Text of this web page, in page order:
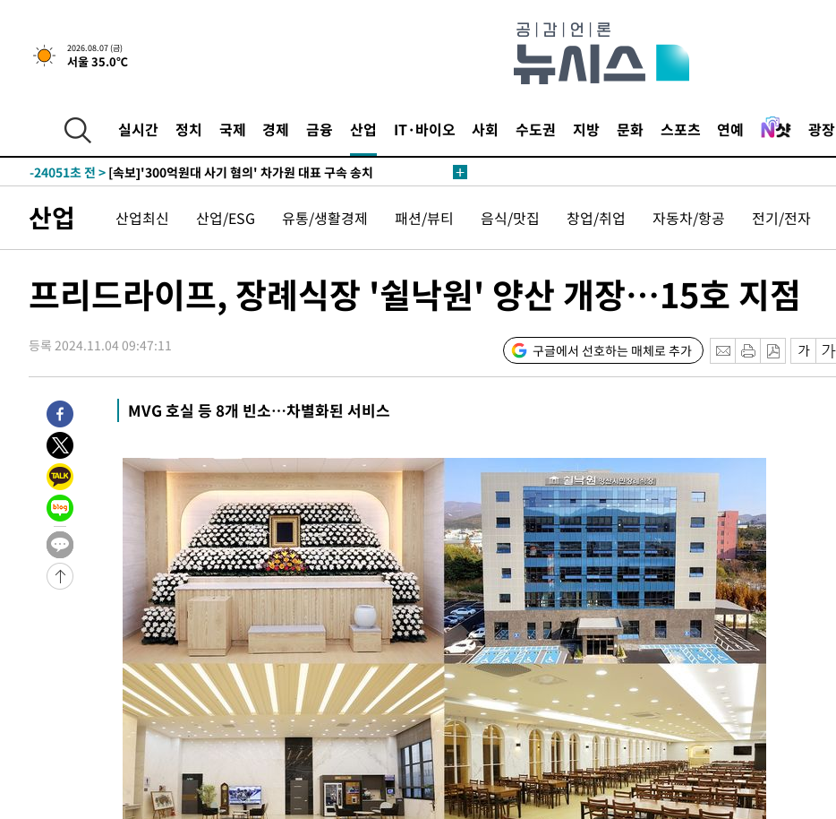
2026.08.07 (금)
서울 35.0℃
실시간 정치 국제 경제 금융 산업 IT·바이오 사회 수도권 지방 문화 스포츠 연예 광장
-31175초 전 >[속보] 7월 중국 수출 23.9%↑ 수입 27.5%↑…무역총액
25.3%↑
-24801초 전 >
민주 콩고 에볼라환자 4천명 돌파, 4053명 발생 1850명 사망
-24051초 전 >[속보]'300억원대 사기 혐의' 차가원 대표 구속 송치
-23245초 전 > "미 전국적 살모네라 식중독 원인은 멕시코산 할라피뇨"-- CDC
-21758초 전 >
-21639초 전 >
[속보]합수본, '투표율 허위 입력' 중앙·서울·경기도 선관위 등 9곳
압수수색
-21394초 전 >[속보]원·달러 환율, 오전 9시 1423.8원
-21190초 전 >
[속보]삼성전자·SK하이닉스 동반 강보합…1%대 상승 출발
-21176초 전 >[속보]코스닥, 5.95포인트(0.74%) 상승한 807.62개장
-18309초 전 >시리아 다마스쿠스 교외에서 미니버스 폭발.. 14명 부상, 3명은 중
태
-17607초 전 >입추에도 극한더위…서울 낮 39도 '폭염중대경보'
-12571초 전 >
이란, 호르무즈서 "적국 목표물들"과 대치로 남부 케슘섬에서 두차
례 큰 폭발음
-11286초 전 >
[속보]美, 폴리실리콘 수입 규제…파생제품 15% 관세, 120일 후
발효
-9437초 전 >
-7137초 전 >
[속보] 뉴욕증시, 일제 하락 마감…나스닥 0.06%↓
-31175초 전 >
[속보] 7월 중국 수출 23.9%↑ 수입 27.5%↑…무역총액
25.3%↑
-28335초 전 >
[속보]'채상병 순직 책임' 임성근, 항소심도 징역 3년
-28201초 전 >
[속보]종합특검, '관저이전 봐주기 감사' 유병호 구속기소
-24801초 전 >
민주 콩고 에볼라환자 4천명 돌파, 4053명 발생 1850명 사망
[속보]'300억원대 사기 혐의' 차가원 대표 구속 송치
"미 전국적 살모네라 식중독 원인은 멕시코산 할라피뇨"-- CDC
[속보]경찰·노동부, HL만도 평택사업장 끼임 사망 관련 압수수색
[속보]합수본, '투표율 허위 입력' 중앙·서울·경기도 선관위 등 9곳
[속보]원·달러 환율, 오전 9시 1423.8원
[속보]삼성전자·SK하이닉스 동반 강보합…1%대 상승 출발
[속보]코스닥, 5.95포인트(0.74%) 상승한 807.62개장
[속보]코스피, 6300선 재탈환…1.09% 오른 6365.07 개장
시리아 다마스쿠스 교외에서 미니버스 폭발.. 14명 부상, 3명은 중
산업 산업최신 산업/ESG 유통/생활경제 패션/뷰티 음식/맛집 창업/취업 자동차/항공 전기/전자
프리드라이프, 장례식장 '쉴낙원' 양산 개장…15호 지점
등록 2024.11.04 09:47:11 구글에서 선호하는 매체로 추가
MVG 호실 등 8개 빈소…차별화된 서비스